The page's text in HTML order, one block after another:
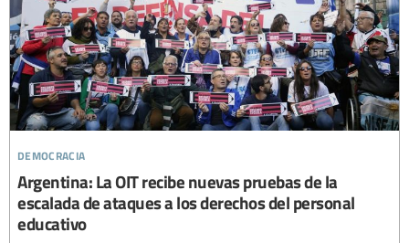
democracia
Argentina: La OIT recibe nuevas pruebas de la
escalada de ataques a los derechos del personal
educativo